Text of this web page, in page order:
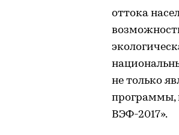
оттока
не только
программы,
ВЭФ-2017».